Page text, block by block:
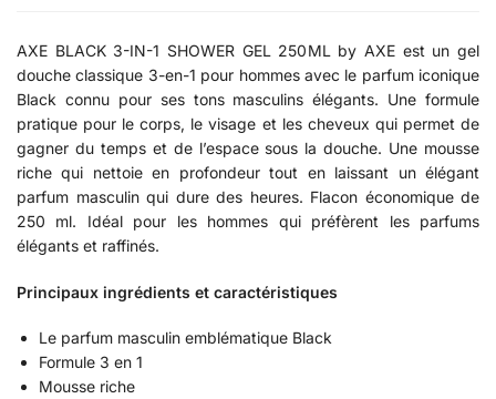
AXE BLACK 3-IN-1 SHOWER GEL 250ML by AXE est un gel
douche classique 3-en-1 pour hommes avec le parfum iconique
Black connu pour ses tons masculins élégants. Une formule
pratique pour le corps, le visage et les cheveux qui permet de
gagner du temps et de l’espace sous la douche. Une mousse
riche qui nettoie en profondeur tout en laissant un élégant
parfum masculin qui dure des heures. Flacon économique de
250 ml. Idéal pour les hommes qui préfèrent les parfums
élégants et raffinés.
Principaux ingrédients et caractéristiques
Le parfum masculin emblématique Black
Formule 3 en 1
Mousse riche